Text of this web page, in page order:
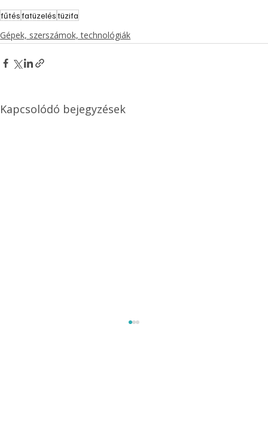
fűtésfatüzeléstüzifa
Gépek, szerszámok, technológiák
Kapcsolódó bejegyzések